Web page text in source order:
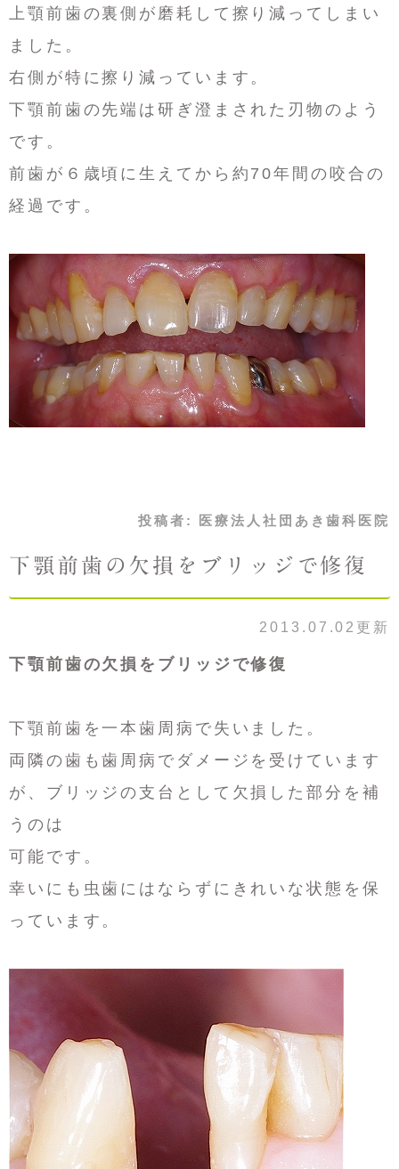
上顎前歯の裏側が磨耗して擦り減ってしまい
ました。
右側が特に擦り減っています。
下顎前歯の先端は研ぎ澄まされた刃物のよう
です。
前歯が６歳頃に生えてから約70年間の咬合の
経過です。
投稿者: 医療法人社団あき歯科医院
下顎前歯の欠損をブリッジで修復
2013.07.02更新
下顎前歯の欠損をブリッジで修復
下顎前歯を一本歯周病で失いました。
両隣の歯も歯周病でダメージを受けています
が、ブリッジの支台として欠損した部分を補
うのは
可能です。
幸いにも虫歯にはならずにきれいな状態を保
っています。